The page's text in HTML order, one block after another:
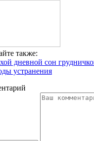
также:
дневной сон
устранения